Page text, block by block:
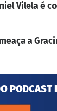
Vilela é
a
PODCAST